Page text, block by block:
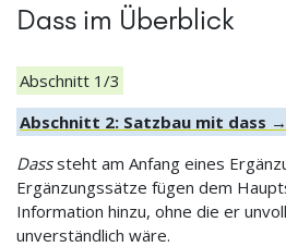
Dass im Überblick
Abschnitt 1/3
Abschnitt 2: Satzbau mit dass →
Dasssteht am Anfang eines
Ergänzungssätze fügen dem
Information hinzu, ohne die er
unverständlich wäre.